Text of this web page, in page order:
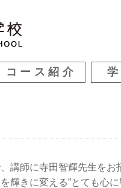
コース紹介
講師に寺田智輝先生をお
きに変える”とても心に